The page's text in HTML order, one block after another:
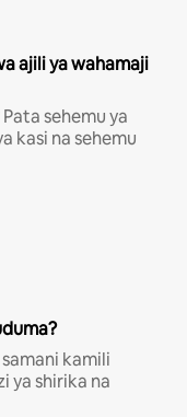
ajili ya wahamaji
sehemu ya
kasi na sehemu
kamili
ya shirika na